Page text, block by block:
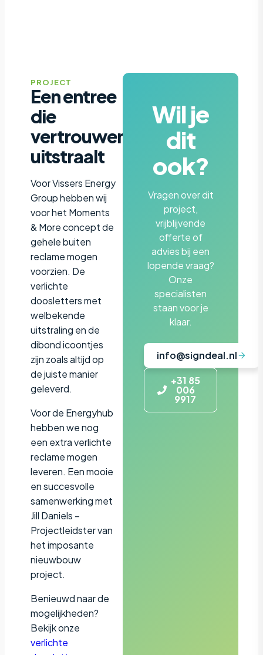
PROJECT
Een entree
die
vertrouwen
uitstraalt
Voor Vissers Energy
Group hebben wij
voor het Moments
& More concept de
gehele buiten
reclame mogen
voorzien. De
verlichte
doosletters met
welbekende
uitstraling en de
dibond icoontjes
zijn zoals altijd op
de juiste manier
geleverd.
Voor de Energyhub
hebben we nog
een extra verlichte
reclame mogen
leveren. Een mooie
en succesvolle
samenwerking met
Jill Daniels –
Projectleidster van
het imposante
nieuwbouw
project.
Benieuwd naar de
mogelijkheden?
Bekijk onze
verlichte
Wil je
dit
ook?
Vragen over dit
project,
vrijblijvende
offerte of
advies bij een
lopende vraag?
Onze
specialisten
staan voor je
klaar.
info@signdeal.nl
+31 85
006
9917